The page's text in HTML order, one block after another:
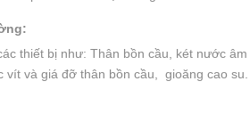
thiết bị như: Thân bồn cầu, két nước
vít và giá đỡ thân bồn cầu, gioăng cao su.